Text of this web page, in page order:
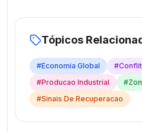
Tópicos
#Economia Global #
#Producao Industrial #
#Sinais De Recuperacao